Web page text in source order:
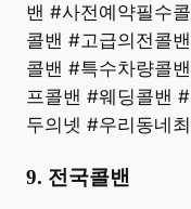
밴 #사전예약필수
콜밴 #고급의전콜
콜밴 #특수차량콜
프콜밴 #웨딩콜밴
두의넷 #우리동네
9. 전국콜밴